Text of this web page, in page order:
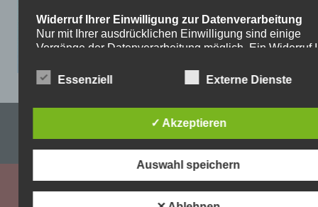
Impressum & Datenschutzerklärung
WordPress-Theme: Dynamic News von ThemeZee.
Widerruf Ihrer Einwilligung zur Datenverarbeitung
Nur mit Ihrer ausdrücklichen Einwilligung sind einige
Vorgänge der Datenverarbeitung möglich. Ein Widerruf
Widerruf genügt eine formlose Mitteilung per E-Mail. Die
Recht auf Beschwerde bei der zuständigen
Aufsichtsbehörde
Als Betroffener steht Ihnen im Falle eines
der zuständigen Aufsichtsbehörde zu. Zuständige
Aufsichtsbehörde bezüglich datenschutzrechtlicher
Essenziell Externe Dienste
✓ Akzeptieren
Auswahl speichern